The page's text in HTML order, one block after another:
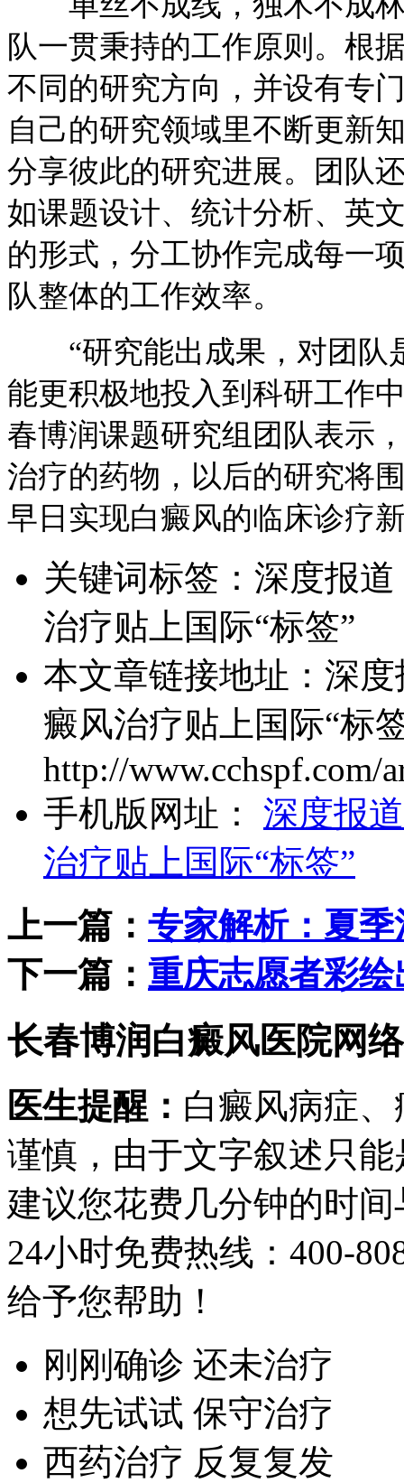
队一贯秉持的工作原则。根
不同的研究方向，并设有专
自己的研究领域里不断更新
分享彼此的研究进展。团队
如课题设计、统计分析、英
的形式，分工协作完成每一
队整体的工作效率。
“研究能出成果，对团队
能更积极地投入到科研工作
春博润课题研究组团队表示
治疗的药物，以后的研究将
早日实现白癜风的临床诊疗
关键词标签： 深度报
治疗贴上国际“标签”
本文章链接地址： 深度
癜风治疗贴上国际“标
http://www.cchspf.com/
手机版网址：
深度报
治疗贴上国际“标签”
上一篇： 专家解析：夏
下一篇： 重庆志愿者彩
长春博润白癜风医院网
医生提醒： 白癜风病症
谨慎，由于文字叙述只
建议您花费几分钟的时
24小时免费热线： 400-
给予您帮助！
刚刚确诊 还未治疗
想先试试 保守治疗
西药治疗 反复复发